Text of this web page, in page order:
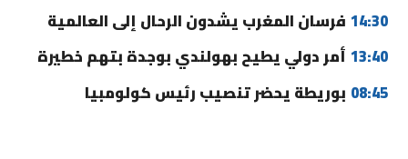
14:30 فرسان المغرب يشدون الرحال إلى العالمية
13:40 أمر دولي يطيح بهولندي بوجدة بتهم خطيرة
08:45 بوريطة يحضر تنصيب رئيس كولومبيا